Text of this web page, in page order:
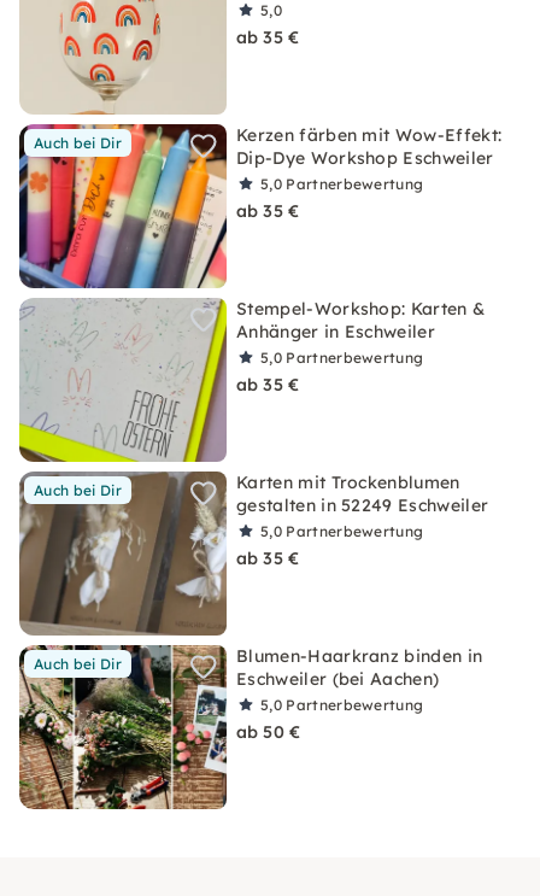
5,0
ab 35 €
Auch bei Dir
Kerzen färben mit Wow-Effekt:
Dip-Dye Workshop Eschweiler
5,0 Partnerbewertung
ab 35 €
Stempel-Workshop: Karten &
Anhänger in Eschweiler
5,0 Partnerbewertung
ab 35 €
Auch bei Dir
Karten mit Trockenblumen
gestalten in 52249 Eschweiler
5,0 Partnerbewertung
ab 35 €
Auch bei Dir
Blumen-Haarkranz binden in
Eschweiler (bei Aachen)
5,0 Partnerbewertung
ab 50 €